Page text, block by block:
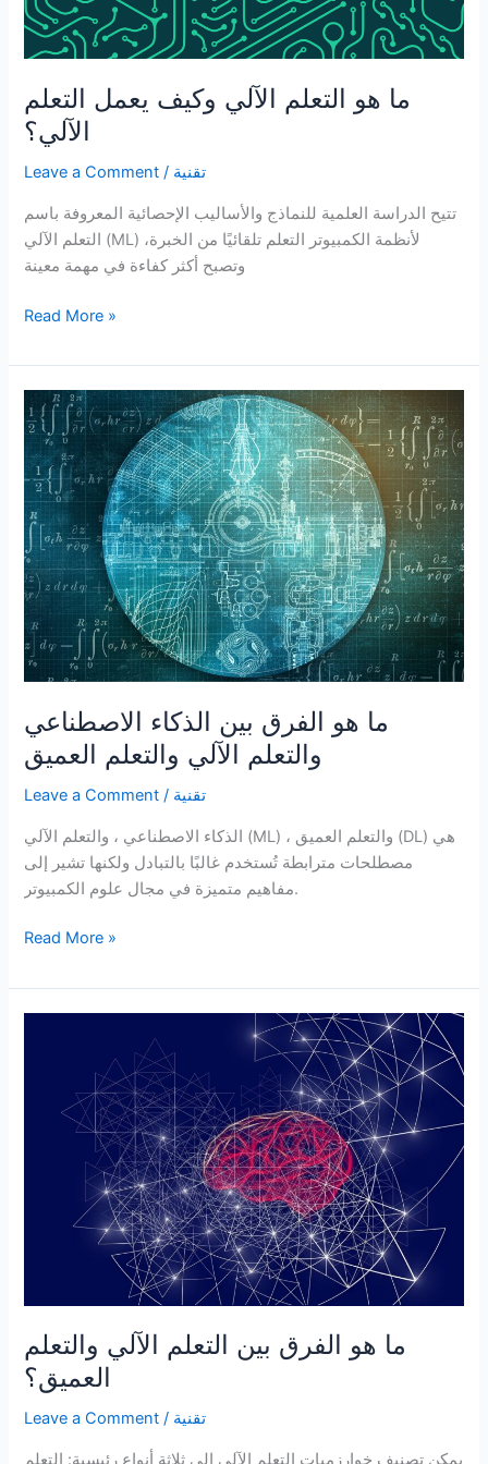
ما هو التعلم الآلي وكيف يعمل التعلم
الآلي؟
Leave a Comment / تقنية
تتيح الدراسة العلمية للنماذج والأساليب الإحصائية المعروفة باسم
التعلم الآلي (ML) لأنظمة الكمبيوتر التعلم تلقائيًا من الخبرة،
وتصبح أكثر كفاءة في مهمة معينة
ما
التعلم
الآلي
وكيف
يعمل
التعلم
الآلي؟
Read More »
ما هو الفرق بين الذكاء الاصطناعي
والتعلم الآلي والتعلم العميق
Leave a Comment / تقنية
الذكاء الاصطناعي ، والتعلم الآلي (ML) ، والتعلم العميق (DL) هي
مصطلحات مترابطة تُستخدم غالبًا بالتبادل ولكنها تشير إلى
مفاهيم متميزة في مجال علوم الكمبيوتر.
ما
الفرق
بين
Read More »
ما هو الفرق بين التعلم الآلي والتعلم
العميق؟
Leave a Comment / تقنية
يمكن تصنيف خوارزميات التعلم الآلي إلى ثلاثة أنواع رئيسية: التعلم